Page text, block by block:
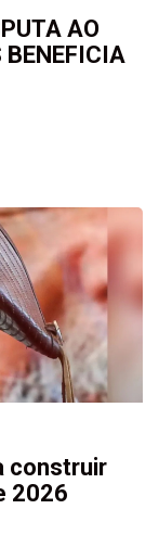
AO
BENEFICIA
construir
2026